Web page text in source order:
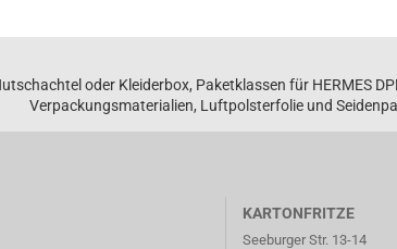
oder Kleiderbox, Paketklassen für HERMES
Verpackungsmaterialien, Luftpolsterfolie und
KARTONFRITZE
Seeburger Str. 13-14